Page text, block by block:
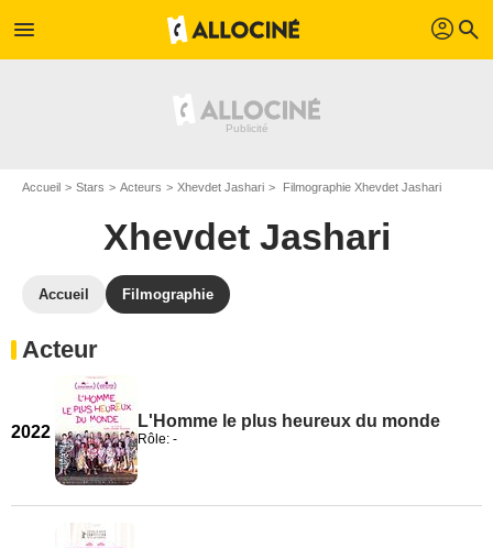
menu profil search
Accueil Stars Acteurs Xhevdet Jashari Filmographie Xhevdet Jashari
Xhevdet Jashari
Accueil Filmographie
Acteur
2022
L'Homme le plus heureux du monde
Rôle: -